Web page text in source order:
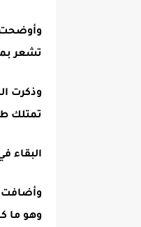
وأوضحت
تشعر
وذكرت
تمتلك
البقاء
وأضافت
وهو ما